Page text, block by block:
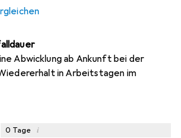
Abwicklung ab Ankunft bei der
in Arbeitstagen im
0 Tage i